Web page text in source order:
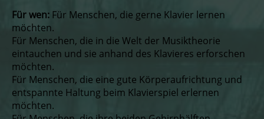
Für wen: Für Menschen, die gerne Klavier lernen
möchten.
Für Menschen, die in die Welt der Musiktheorie
eintauchen und sie anhand des Klavieres erforschen
möchten.
Für Menschen, die eine gute Körperaufrichtung und
entspannte Haltung beim Klavierspiel erlernen
möchten.